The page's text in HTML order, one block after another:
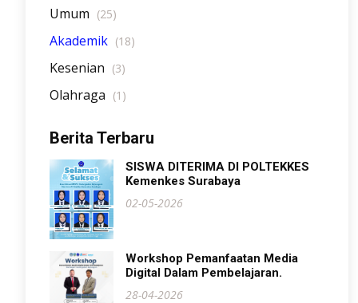
Umum (25)
Akademik (18)
Kesenian (3)
Olahraga (1)
Berita Terbaru
SISWA DITERIMA DI POLTEKKES
Kemenkes Surabaya
02-05-2026
Workshop Pemanfaatan Media
Digital Dalam Pembelajaran.
28-04-2026